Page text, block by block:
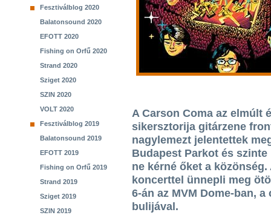
Fesztiválblog 2020
Balatonsound 2020
EFOTT 2020
Fishing on Orfű 2020
Strand 2020
Sziget 2020
SZIN 2020
VOLT 2020
Fesztiválblog 2019
Balatonsound 2019
EFOTT 2019
Fishing on Orfű 2019
Strand 2019
Sziget 2019
SZIN 2019
A Carson Coma az elmúlt
sikersztorija gitárzene
nagylemezt jelentettek
Budapest Parkot és
ne kérné őket a
koncerttel ünnepli meg
6-án az MVM Dome-ban,
bulijával.